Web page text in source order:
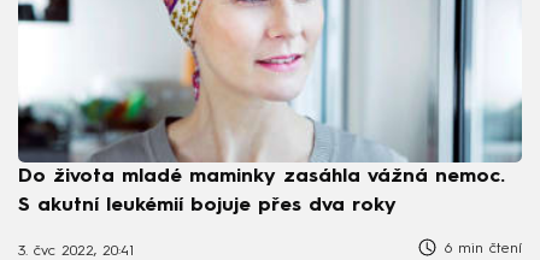
Do života mladé maminky zasáhla vážná nemoc.
S akutní leukémií bojuje přes dva roky
3. čvc 2022, 20:41 6 min čtení